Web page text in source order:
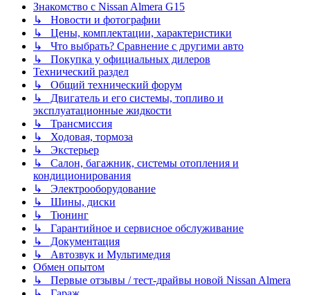
Знакомство с Nissan Almera G15
↳ Новости и фотографии
↳ Цены, комплектации, характеристики
↳ Что выбрать? Сравнение с другими авто
↳ Покупка у официальных дилеров
Технический раздел
↳ Общий технический форум
↳ Двигатель и его системы, топливо и
эксплуатационные жидкости
↳ Трансмиссия
↳ Ходовая, тормоза
↳ Экстерьер
↳ Салон, багажник, системы отопления и
кондиционирования
↳ Электрооборудование
↳ Шины, диски
↳ Тюнинг
↳ Гарантийное и сервисное обслуживание
↳ Документация
↳ Автозвук и Мультимедия
Обмен опытом
↳ Первые отзывы / тест-драйвы новой Nissan Almera